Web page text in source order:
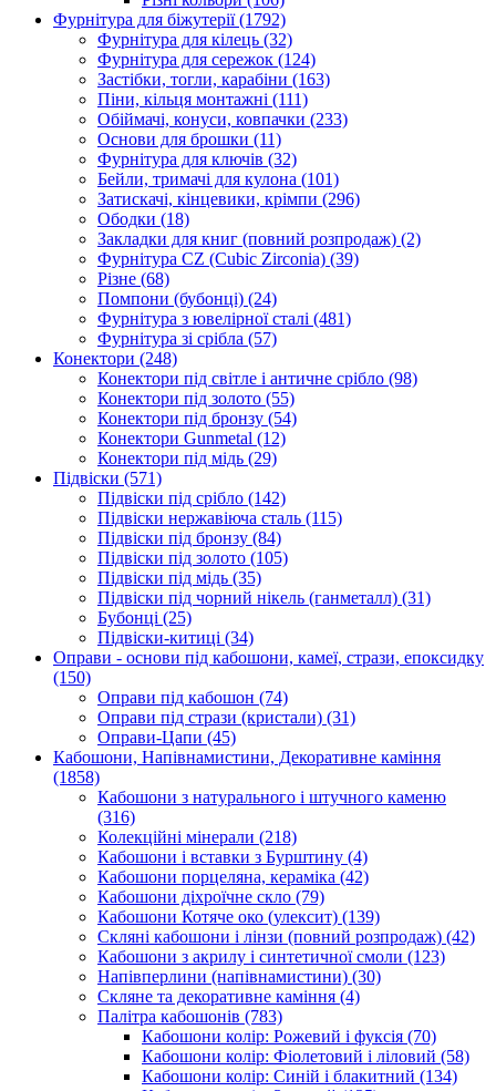
Фурнітура для біжутерії(1792)
Фурнітура для кілець (32)
Фурнітура для сережок (124)
Застібки, тогли, карабіни (163)
Піни, кільця монтажні (111)
Обіймачі, конуси, ковпачки (233)
Основи для брошки (11)
Фурнітура для ключів (32)
Бейли, тримачі для кулона (101)
Затискачі, кінцевики, крімпи (296)
Ободки (18)
Закладки для книг (повний розпродаж) (2)
Фурнітура CZ (Cubic Zirconia) (39)
Різне (68)
Помпони (бубонці) (24)
Фурнітура з ювелірної сталі (481)
Фурнітура зі срібла (57)
Конектори (248)
Конектори під світле і античне срібло (98)
Конектори під золото (55)
Конектори під бронзу (54)
Конектори Gunmetal (12)
Конектори під мідь (29)
Підвіски (571)
Підвіски під срібло (142)
Підвіски нержавіюча сталь (115)
Підвіски під бронзу (84)
Підвіски під золото (105)
Підвіски під мідь (35)
Підвіски під чорний нікель (ганметалл) (31)
Бубонці (25)
Підвіски-китиці (34)
Оправи - основи під кабошони, камеї, стрази, епоксидку
(150)
Оправи під кабошон (74)
Оправи під стрази (кристали) (31)
Оправи-Цапи (45)
Кабошони, Напівнамистини, Декоративне каміння
(1858)
Кабошони з натурального і штучного каменю
(316)
Колекційні мінерали (218)
Кабошони і вставки з Бурштину (4)
Кабошони порцеляна, кераміка (42)
Кабошони діхроїчне скло (79)
Кабошони Котяче око (улексит) (139)
Скляні кабошони і лінзи (повний розпродаж) (42)
Кабошони з акрилу і синтетичної смоли (123)
Напівперлини (напівнамистини) (30)
Скляне та декоративне каміння (4)
Палітра кабошонів (783)
Кабошони колір: Рожевий і фуксія (70)
Кабошони колір: Фіолетовий і ліловий (58)
Кабошони колір: Синій і блакитний (134)